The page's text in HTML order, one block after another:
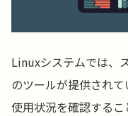
Linuxシステムでは、
のツールが提供され
使用状況を確認する